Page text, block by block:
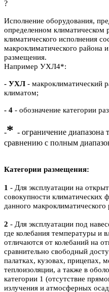
?
Исполнение оборудования,
определенном климатическом
климатического исполнения
макроклиматического района
размещения.
Например УХЛ4*:
- УХЛ - макроклиматический
климатом;
- 4 - обозначение категории
-* - ограничение диапазона
сравнению с полным
Категории размещения:
1 - Для эксплуатации на
совокупности климатических
данного макроклиматического
2 - Для эксплуатации под
где колебания температуры и
отличаются от колебаний на
сравнительно свободный
палатках, кузовах, прицепах,
теплоизоляции, а также в
категории 1 (отсутствие
излучения и атмосферных